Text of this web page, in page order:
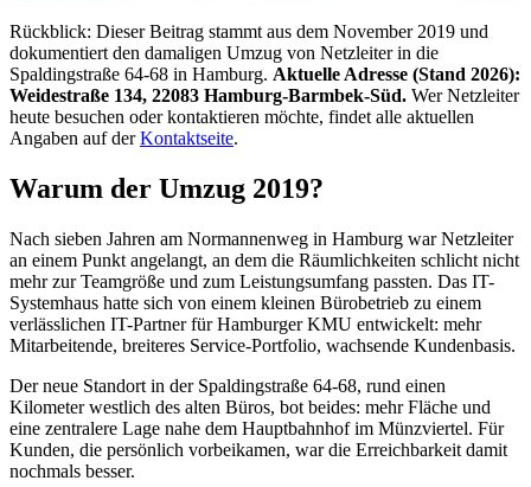
Rückblick: Dieser Beitrag stammt aus dem November 2019 und
dokumentiert den damaligen Umzug von Netzleiter in die
Spaldingstraße 64-68 in Hamburg. Aktuelle Adresse (Stand 2026):
Weidestraße 134, 22083 Hamburg-Barmbek-Süd. Wer Netzleiter
heute besuchen oder kontaktieren möchte, findet alle aktuellen
Angaben auf derKontaktseite.
Warum der Umzug 2019?
Nach sieben Jahren am Normannenweg in Hamburg war Netzleiter
an einem Punkt angelangt, an dem die Räumlichkeiten schlicht nicht
mehr zur Teamgröße und zum Leistungsumfang passten. Das IT-
Systemhaus hatte sich von einem kleinen Bürobetrieb zu einem
verlässlichen IT-Partner für Hamburger KMU entwickelt: mehr
Mitarbeitende, breiteres Service-Portfolio, wachsende Kundenbasis.
Der neue Standort in der Spaldingstraße 64-68, rund einen
Kilometer westlich des alten Büros, bot beides: mehr Fläche und
eine zentralere Lage nahe dem Hauptbahnhof im Münzviertel. Für
Kunden, die persönlich vorbeikamen, war die Erreichbarkeit damit
nochmals besser.